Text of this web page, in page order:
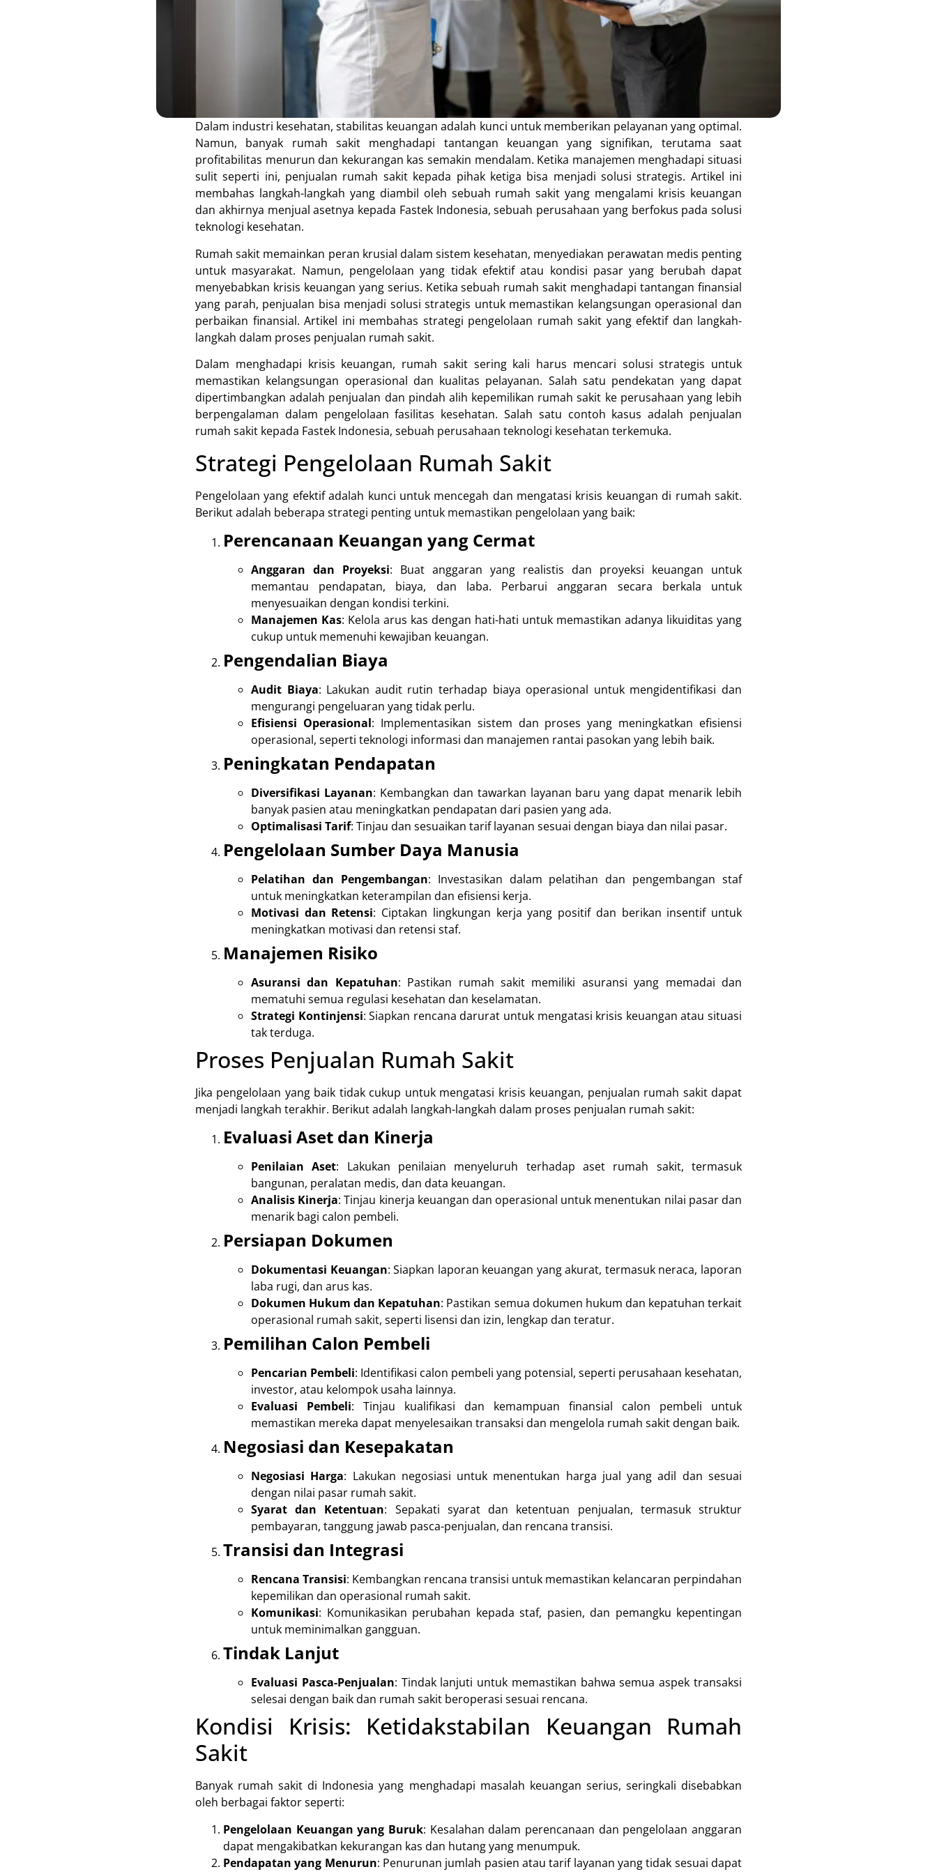
Dalam industri kesehatan, stabilitas keuangan adalah kunci untuk memberikan pelayanan yang optimal.
Namun, banyak rumah sakit menghadapi tantangan keuangan yang signifikan, terutama saat
profitabilitas menurun dan kekurangan kas semakin mendalam. Ketika manajemen menghadapi situasi
sulit seperti ini, penjualan rumah sakit kepada pihak ketiga bisa menjadi solusi strategis. Artikel ini
membahas langkah-langkah yang diambil oleh sebuah rumah sakit yang mengalami krisis keuangan
dan akhirnya menjual asetnya kepada Fastek Indonesia, sebuah perusahaan yang berfokus pada solusi
teknologi kesehatan.
Rumah sakit memainkan peran krusial dalam sistem kesehatan, menyediakan perawatan medis penting
untuk masyarakat. Namun, pengelolaan yang tidak efektif atau kondisi pasar yang berubah dapat
menyebabkan krisis keuangan yang serius. Ketika sebuah rumah sakit menghadapi tantangan finansial
yang parah, penjualan bisa menjadi solusi strategis untuk memastikan kelangsungan operasional dan
perbaikan finansial. Artikel ini membahas strategi pengelolaan rumah sakit yang efektif dan langkah-
langkah dalam proses penjualan rumah sakit.
Dalam menghadapi krisis keuangan, rumah sakit sering kali harus mencari solusi strategis untuk
memastikan kelangsungan operasional dan kualitas pelayanan. Salah satu pendekatan yang dapat
dipertimbangkan adalah penjualan dan pindah alih kepemilikan rumah sakit ke perusahaan yang lebih
berpengalaman dalam pengelolaan fasilitas kesehatan. Salah satu contoh kasus adalah penjualan
rumah sakit kepada Fastek Indonesia, sebuah perusahaan teknologi kesehatan terkemuka.
Strategi Pengelolaan Rumah Sakit
Pengelolaan yang efektif adalah kunci untuk mencegah dan mengatasi krisis keuangan di rumah sakit.
Berikut adalah beberapa strategi penting untuk memastikan pengelolaan yang baik:
Perencanaan Keuangan yang Cermat
Anggaran dan Proyeksi: Buat anggaran yang realistis dan proyeksi keuangan untuk
memantau pendapatan, biaya, dan laba. Perbarui anggaran secara berkala untuk
menyesuaikan dengan kondisi terkini.
Manajemen Kas: Kelola arus kas dengan hati-hati untuk memastikan adanya likuiditas yang
cukup untuk memenuhi kewajiban keuangan.
Pengendalian Biaya
Audit Biaya: Lakukan audit rutin terhadap biaya operasional untuk mengidentifikasi dan
mengurangi pengeluaran yang tidak perlu.
Efisiensi Operasional: Implementasikan sistem dan proses yang meningkatkan efisiensi
operasional, seperti teknologi informasi dan manajemen rantai pasokan yang lebih baik.
Peningkatan Pendapatan
Diversifikasi Layanan: Kembangkan dan tawarkan layanan baru yang dapat menarik lebih
banyak pasien atau meningkatkan pendapatan dari pasien yang ada.
Optimalisasi Tarif: Tinjau dan sesuaikan tarif layanan sesuai dengan biaya dan nilai pasar.
Pengelolaan Sumber Daya Manusia
Pelatihan dan Pengembangan: Investasikan dalam pelatihan dan pengembangan staf
untuk meningkatkan keterampilan dan efisiensi kerja.
Motivasi dan Retensi: Ciptakan lingkungan kerja yang positif dan berikan insentif untuk
meningkatkan motivasi dan retensi staf.
Manajemen Risiko
Asuransi dan Kepatuhan: Pastikan rumah sakit memiliki asuransi yang memadai dan
mematuhi semua regulasi kesehatan dan keselamatan.
Strategi Kontinjensi: Siapkan rencana darurat untuk mengatasi krisis keuangan atau situasi
tak terduga.
Proses Penjualan Rumah Sakit
Jika pengelolaan yang baik tidak cukup untuk mengatasi krisis keuangan, penjualan rumah sakit dapat
menjadi langkah terakhir. Berikut adalah langkah-langkah dalam proses penjualan rumah sakit:
Evaluasi Aset dan Kinerja
Penilaian Aset: Lakukan penilaian menyeluruh terhadap aset rumah sakit, termasuk
bangunan, peralatan medis, dan data keuangan.
Analisis Kinerja: Tinjau kinerja keuangan dan operasional untuk menentukan nilai pasar dan
menarik bagi calon pembeli.
Persiapan Dokumen
Dokumentasi Keuangan: Siapkan laporan keuangan yang akurat, termasuk neraca, laporan
laba rugi, dan arus kas.
Dokumen Hukum dan Kepatuhan: Pastikan semua dokumen hukum dan kepatuhan terkait
operasional rumah sakit, seperti lisensi dan izin, lengkap dan teratur.
Pemilihan Calon Pembeli
Pencarian Pembeli: Identifikasi calon pembeli yang potensial, seperti perusahaan kesehatan,
investor, atau kelompok usaha lainnya.
Evaluasi Pembeli: Tinjau kualifikasi dan kemampuan finansial calon pembeli untuk
memastikan mereka dapat menyelesaikan transaksi dan mengelola rumah sakit dengan baik.
Negosiasi dan Kesepakatan
Negosiasi Harga: Lakukan negosiasi untuk menentukan harga jual yang adil dan sesuai
dengan nilai pasar rumah sakit.
Syarat dan Ketentuan: Sepakati syarat dan ketentuan penjualan, termasuk struktur
pembayaran, tanggung jawab pasca-penjualan, dan rencana transisi.
Transisi dan Integrasi
Rencana Transisi: Kembangkan rencana transisi untuk memastikan kelancaran perpindahan
kepemilikan dan operasional rumah sakit.
Komunikasi: Komunikasikan perubahan kepada staf, pasien, dan pemangku kepentingan
untuk meminimalkan gangguan.
Tindak Lanjut
Evaluasi Pasca-Penjualan: Tindak lanjuti untuk memastikan bahwa semua aspek transaksi
selesai dengan baik dan rumah sakit beroperasi sesuai rencana.
Kondisi Krisis: Ketidakstabilan Keuangan Rumah
Sakit
Banyak rumah sakit di Indonesia yang menghadapi masalah keuangan serius, seringkali disebabkan
oleh berbagai faktor seperti:
Pengelolaan Keuangan yang Buruk: Kesalahan dalam perencanaan dan pengelolaan anggaran
dapat mengakibatkan kekurangan kas dan hutang yang menumpuk.
Pendapatan yang Menurun: Penurunan jumlah pasien atau tarif layanan yang tidak sesuai dapat